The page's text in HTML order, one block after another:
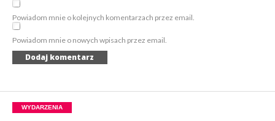
Powiadom mnie o kolejnych komentarzach przez email.
Powiadom mnie o nowych wpisach przez email.
WYDARZENIA